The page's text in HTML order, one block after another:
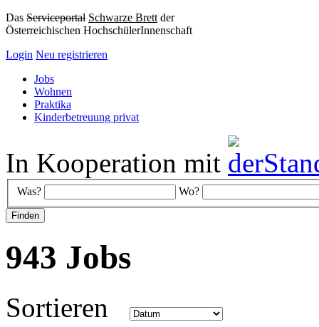
Das Serviceportal Schwarze Brett der
Österreichischen HochschülerInnenschaft
Login Neu registrieren
Jobs
Wohnen
Praktika
Kinderbetreuung privat
In Kooperation mit
Was? Wo?
943 Jobs
Sortieren